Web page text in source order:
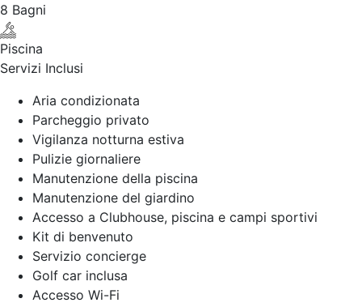
8 Bagni
Piscina
Servizi Inclusi
Aria condizionata
Parcheggio privato
Vigilanza notturna estiva
Pulizie giornaliere
Manutenzione della piscina
Manutenzione del giardino
Accesso a Clubhouse, piscina e campi sportivi
Kit di benvenuto
Servizio concierge
Golf car inclusa
Accesso Wi-Fi